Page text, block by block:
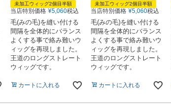
未加工ウィッグ2個目半額
当店特別価格 ¥5,060税込
毛(みの毛)を縫い付ける
間隔を全体的にバランス
よくする事で絡み難いウ
ィッグを再現しました。
王道のロングストレート
ウィッグです。
カートに入れる
未加工ウィッグ2個目半額
当店特別価格 ¥5,060税込
毛(みの毛)を縫い付ける
間隔を全体的にバランス
よくする事で絡み難いウ
ィッグを再現しました。
王道のロングストレート
ウィッグです。
カートに入れる